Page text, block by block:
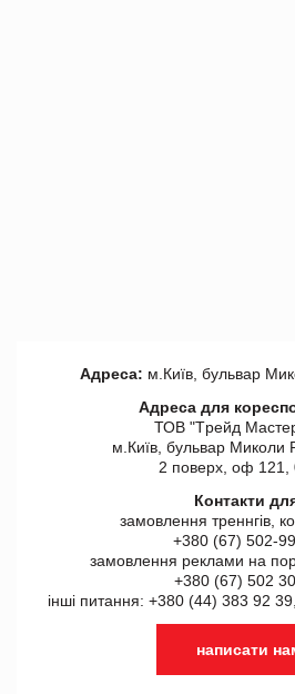
Адреса: м.Київ, бульвар
Адреса для
ТОВ "Tрейд
м.Київ, бульвар Миколи
2 поверх, оф 121,
Контакти
замовлення треннгів,
+380 (67) 502-
замовлення реклами на
+380 (67) 502 30
інші питання: +380 (44) 383 92
написати